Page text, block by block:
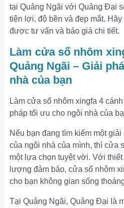
tại Quảng Ngãi với Quảng Đại
tiện lợi, độ bền và đẹp mắt.
được tư vấn và báo giá chi tiết.
Làm cửa sổ nhôm
Quảng Ngãi – Giải
nhà của bạn
Làm cửa sổ nhôm xingfa 4
pháp tối ưu cho ngôi nhà của
Nếu bạn đang tìm kiếm một
của ngôi nhà của mình, thì cửa
một lựa chọn tuyệt vời. Với
lượng đảm bảo, cửa sổ nhôm
cho bạn không gian sống
Tại Quảng Ngãi, Quảng Đại là